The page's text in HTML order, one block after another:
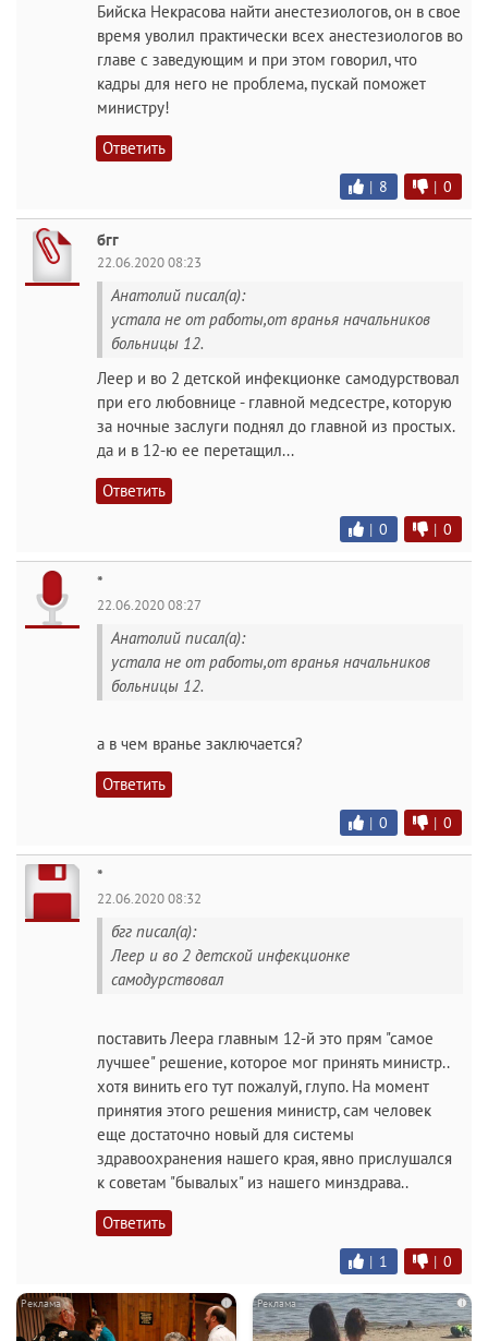
Бийска Некрасова найти анестезиологов, он в свое
время уволил практически всех анестезиологов во
главе с заведующим и при этом говорил, что
кадры для него не проблема, пускай поможет
министру!
Ответить
| 8 | 0
бгг
22.06.2020 08:23
Анатолий писал(а):
устала не от работы,от вранья начальников
больницы 12.
Леер и во 2 детской инфекционке самодурствовал
при его любовнице - главной медсестре, которую
за ночные заслуги поднял до главной из простых.
да и в 12-ю ее перетащил...
Ответить
| 0 | 0
*
22.06.2020 08:27
Анатолий писал(а):
устала не от работы,от вранья начальников
больницы 12.
а в чем вранье заключается?
Ответить
| 0 | 0
*
22.06.2020 08:32
бгг писал(а):
Леер и во 2 детской инфекционке
самодурствовал
поставить Леера главным 12-й это прям "самое
лучшее" решение, которое мог принять министр..
хотя винить его тут пожалуй, глупо. На момент
принятия этого решения министр, сам человек
еще достаточно новый для системы
здравоохранения нашего края, явно прислушался
к советам "бывалых" из нашего минздрава..
Ответить
| 1 | 0
i i